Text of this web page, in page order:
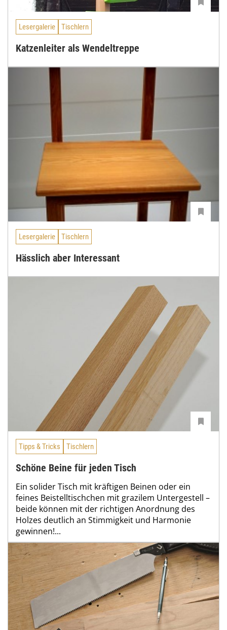
Lesergalerie Tischlern
Katzenleiter als Wendeltreppe
Lesergalerie Tischlern
Hässlich aber Interessant
Tipps & Tricks Tischlern
Schöne Beine für jeden Tisch
Ein solider Tisch mit kräftigen Beinen oder ein
feines Beistelltischchen mit grazilem Untergestell –
beide können mit der richtigen Anordnung des
Holzes deutlich an Stimmigkeit und Harmonie
gewinnen!...